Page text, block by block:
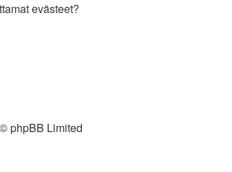
evästeet?
phpBB Limited